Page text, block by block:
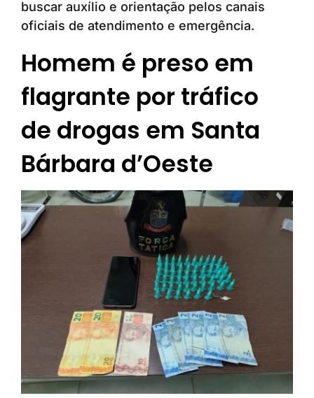
buscar auxílio e orientação pelos canais
oficiais de atendimento e emergência.
Homem é preso em
flagrante por tráfico
de drogas em Santa
Bárbara d’Oeste